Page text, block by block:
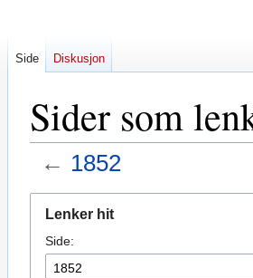
Sider som
← 1852
navigering
søk
Lenker hit
Side:
Side Diskusjon